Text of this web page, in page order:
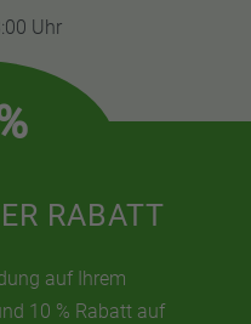
Uhr
RABATT
auf Ihrem
10 % Rabatt auf